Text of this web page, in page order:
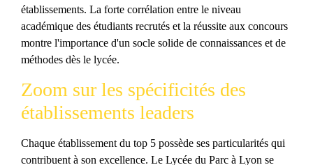
établissements. La forte corrélation entre le niveau
académique des étudiants recrutés et la réussite aux concours
montre l'importance d'un socle solide de connaissances et de
méthodes dès le lycée.
Zoom sur les spécificités des
établissements leaders
Chaque établissement du top 5 possède ses particularités qui
contribuent à son excellence. Le Lycée du Parc à Lyon se